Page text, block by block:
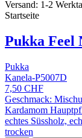
Versand: 1-2
Startseite
Pukka Feel
Pukka
Kanela-P5007D
7,50 CHF
Geschmack:
Kardamom
echtes Süssholz,
trocken